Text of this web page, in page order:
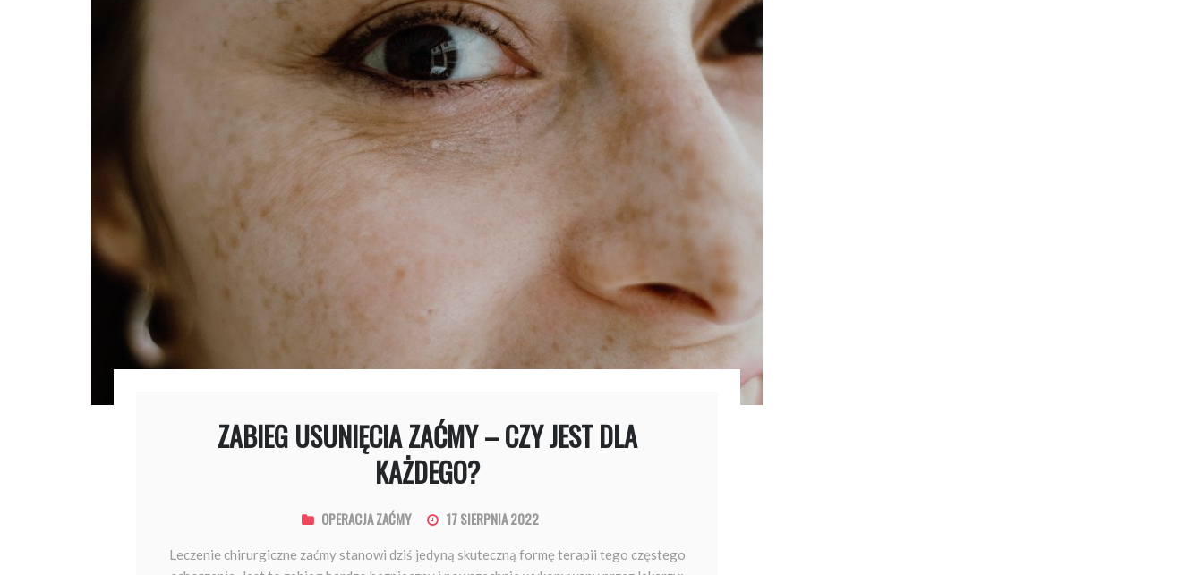
ZABIEG USUNIĘCIA ZAĆMY – CZY JEST DLA
KAŻDEGO?
OPERACJA ZAĆMY 17 SIERPNIA 2022
​ Leczenie chirurgiczne zaćmy stanowi dziś jedyną skuteczną formę terapii tego częstego